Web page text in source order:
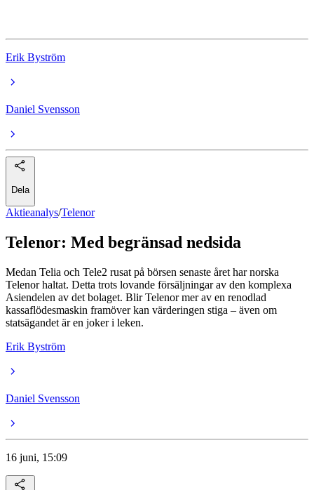
Erik Byström
Daniel Svensson
Dela
Aktieanalys/Telenor
Telenor: Med begränsad nedsida
Medan Telia och Tele2 rusat på börsen senaste året har norska
Telenor haltat. Detta trots lovande försäljningar av den komplexa
Asiendelen av det bolaget. Blir Telenor mer av en renodlad
kassaflödesmaskin framöver kan värderingen stiga – även om
statsägandet är en joker i leken.
Erik Byström
Daniel Svensson
16 juni, 15:09